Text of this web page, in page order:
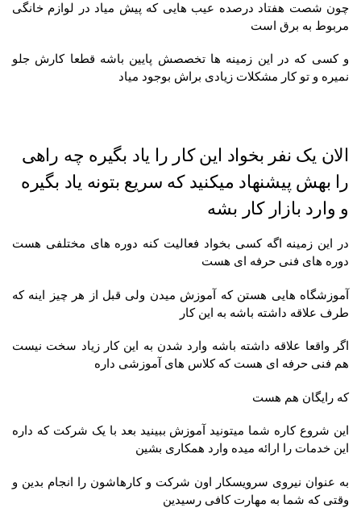
چون شصت هفتاد درصده عیب هایی که پیش میاد در لوازم خانگی
مربوط به برق است
و کسی که در این زمینه ها تخصصش پایین باشه قطعا کارش جلو
نمیره و تو کار مشکلات زیادی براش بوجود میاد
الان یک نفر بخواد این کار را یاد بگیره چه راهی
را بهش پیشنهاد میکنید که سریع بتونه یاد بگیره
و وارد بازار کار بشه
در این زمینه اگه کسی بخواد فعالیت کنه دوره های مختلفی هست
دوره های فنی حرفه ای هست
آموزشگاه هایی هستن که آموزش میدن ولی قبل از هر چیز اینه که
طرف علاقه داشته باشه به این کار
اگر واقعا علاقه داشته باشه وارد شدن به این کار زیاد سخت نیست
هم فنی حرفه ای هست که کلاس های آموزشی داره
که رایگان هم هست
این شروع کاره شما میتونید آموزش ببینید بعد با یک شرکت که داره
این خدمات را ارائه میده وارد همکاری بشین
به عنوان نیروی سرویسکار اون شرکت و کارهاشون را انجام بدین و
وقتی که شما به مهارت کافی رسیدین